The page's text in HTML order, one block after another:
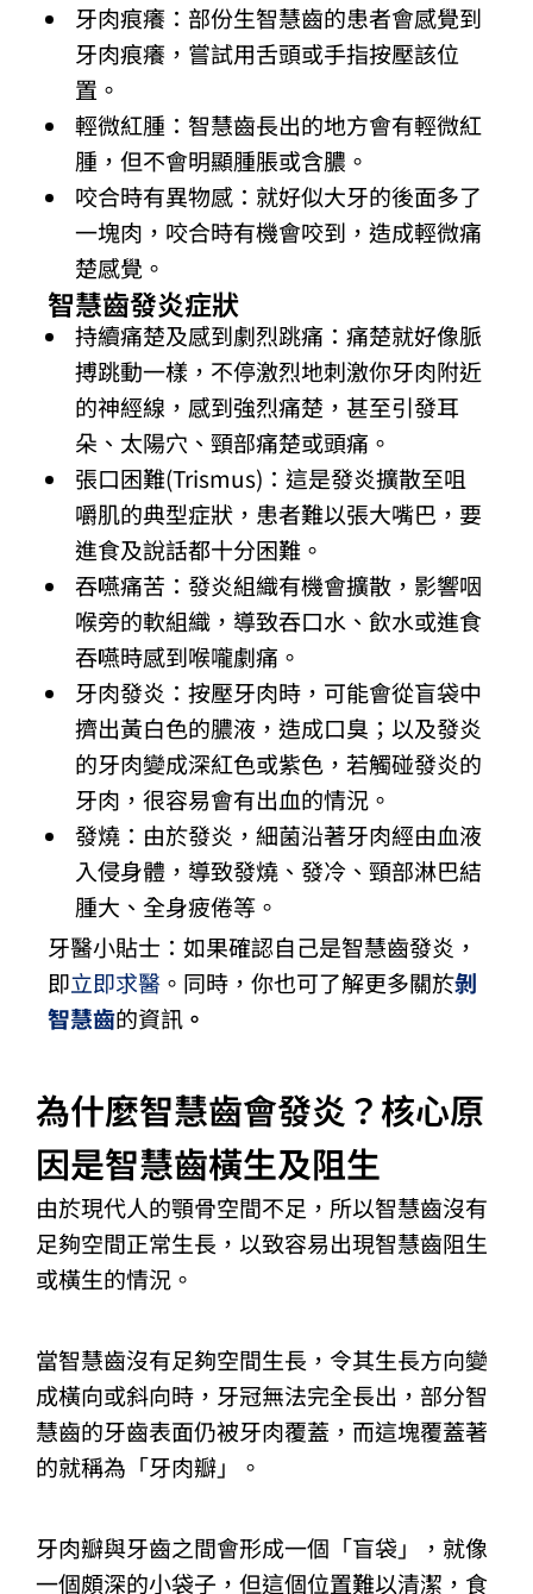
牙肉痕癢：部份生智慧齒的患者會感覺到
牙肉痕癢，嘗試用舌頭或手指按壓該位
置。
輕微紅腫：智慧齒長出的地方會有輕微紅
腫，但不會明顯腫脹或含膿。
咬合時有異物感：就好似大牙的後面多了
一塊肉，咬合時有機會咬到，造成輕微痛
楚感覺。
智慧齒發炎症狀
持續痛楚及感到劇烈跳痛：痛楚就好像脈
搏跳動一樣，不停激烈地刺激你牙肉附近
的神經線，感到強烈痛楚，甚至引發耳
朵、太陽穴、頸部痛楚或頭痛。
張口困難(Trismus)：這是發炎擴散至咀
嚼肌的典型症狀，患者難以張大嘴巴，要
進食及說話都十分困難。
吞嚥痛苦：發炎組織有機會擴散，影響咽
喉旁的軟組織，導致吞口水、飲水或進食
吞嚥時感到喉嚨劇痛。
牙肉發炎：按壓牙肉時，可能會從盲袋中
擠出黃白色的膿液，造成口臭；以及發炎
的牙肉變成深紅色或紫色，若觸碰發炎的
牙肉，很容易會有出血的情況。
發燒：由於發炎，細菌沿著牙肉經由血液
入侵身體，導致發燒、發冷、頸部淋巴結
腫大、全身疲倦等。
牙醫小貼士：如果確認自己是智慧齒發炎，
即立即求醫 。同時，你也可了解更多關於剝
智慧齒的資訊 。
為什麼智慧齒會發炎？核心原
因是智慧齒橫生及阻生
由於現代人的顎骨空間不足，所以智慧齒沒有
足夠空間正常生長，以致容易出現智慧齒阻生
或橫生的情況。
當智慧齒沒有足夠空間生長，令其生長方向變
成橫向或斜向時，牙冠無法完全長出，部分智
慧齒的牙齒表面仍被牙肉覆蓋，而這塊覆蓋著
的就稱為「牙肉瓣」。
牙肉瓣與牙齒之間會形成一個「盲袋」，就像
一個頗深的小袋子，但這個位置難以清潔，食